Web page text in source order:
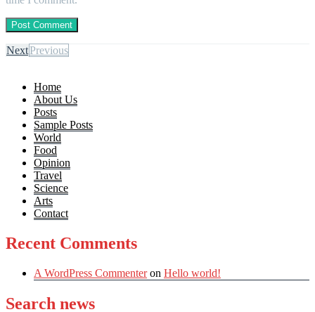
NextPrevious
Home
About Us
Posts
Sample Posts
World
Food
Opinion
Travel
Science
Arts
Contact
Recent Comments
A WordPress Commenteron Hello world!
Search news